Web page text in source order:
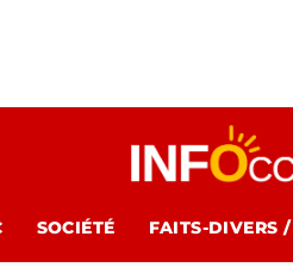
SOCIÉTÉ FAITS-DIVERS